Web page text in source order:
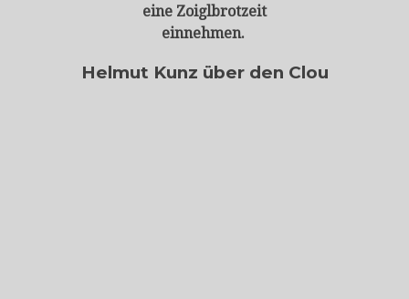
eine Zoiglbrotzeit
einnehmen.
Helmut Kunz über den Clou